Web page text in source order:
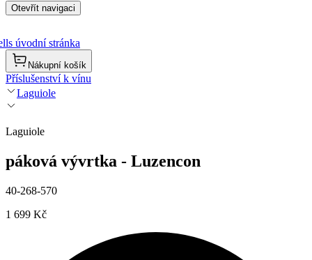
Otevřít navigaci
úvodní stránka
Nákupní košík
Příslušenství k vínu
Laguiole
Laguiole
páková vývrtka - Luzencon
40-268-570
1 699 Kč